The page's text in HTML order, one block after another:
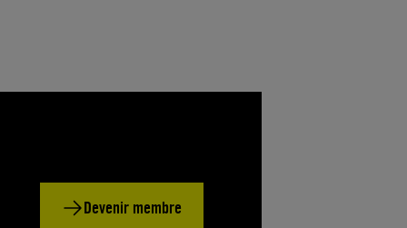
Devenir membre